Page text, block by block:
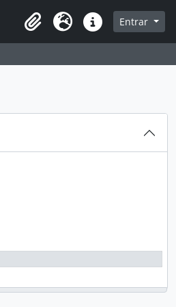
Idioma Atalhos Entrar